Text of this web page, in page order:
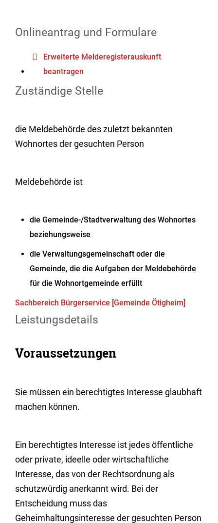
Onlineantrag und Formulare
Erweiterte Melderegisterauskunft
beantragen
Zuständige Stelle
die Meldebehörde des zuletzt bekannten
Wohnortes der gesuchten Person
Meldebehörde ist
die Gemeinde-/Stadtverwaltung des Wohnortes
beziehungsweise
die Verwaltungsgemeinschaft oder die
Gemeinde, die die Aufgaben der Meldebehörde
für die Wohnortgemeinde erfüllt
Sachbereich Bürgerservice [Gemeinde Ötigheim]
Leistungsdetails
Voraussetzungen
Sie müssen ein berechtigtes Interesse glaubhaft
machen können.
Ein berechtigtes Interesse ist jedes öffentliche
oder private, ideelle oder wirtschaftliche
Interesse, das von der Rechtsordnung als
schutzwürdig anerkannt wird. Bei der
Entscheidung muss das
Geheimhaltungsinteresse der gesuchten Person